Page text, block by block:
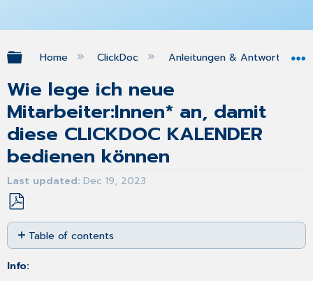
Expand/collapse global hierarchy
Home ClickDoc Anleitungen & Antworten zu
Wie lege ich neue
Mitarbeiter:Innen* an, damit
diese CLICKDOC KALENDER
bedienen können
Last updated Dec 19, 2023
Save
as
PDF
Table of contents
No
headers
Info: